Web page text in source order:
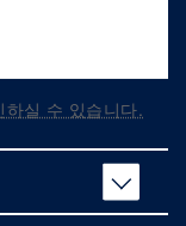
하실 수 있습니다.